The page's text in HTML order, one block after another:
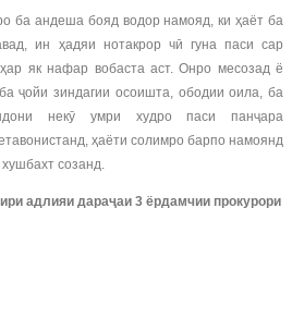
ба андеша бояд водор намояд, ки ҳаёт ба
ин ҳадяи нотакрор чӣ гуна паси сар
як нафар вобаста аст. Онро месозад ё
ҷойи зиндагии осоишта, ободии оила, ба
некӯ умри худро паси панҷара
ҳаёти солимро барпо намоянд
созанд.
адлияи дараҷаи 3 ёрдамчии прокурори